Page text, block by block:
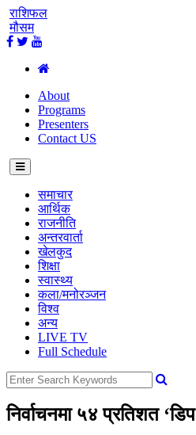
राशिफल
मौसम
About
Programs
Presenters
Contact US
समाचार
आर्थिक
राजनीति
अन्तरवार्ता
खेलकुद
शिक्षा
स्वास्थ्य
कला/मनोरञ्जन
विश्व
अन्य
LIVE TV
Full Schedule
निर्वाचनमा ५४ प्रतिशत